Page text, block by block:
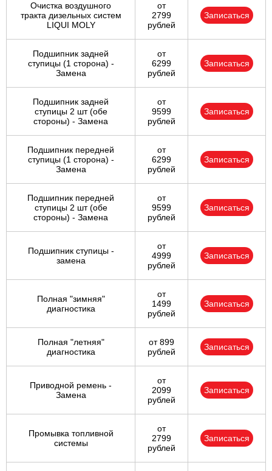
Очистка воздушного
тракта дизельных систем
LIQUI MOLY
от
2799
рублей
Записаться
Подшипник задней
ступицы (1 сторона) -
Замена
от
6299
рублей
Записаться
Подшипник задней
ступицы 2 шт (обе
стороны) - Замена
от
9599
рублей
Записаться
Подшипник передней
ступицы (1 сторона) -
Замена
от
6299
рублей
Записаться
Подшипник передней
ступицы 2 шт (обе
стороны) - Замена
от
9599
рублей
Записаться
Подшипник ступицы -
замена
от
4999
рублей
Записаться
Полная "зимняя"
диагностика
от
1499
рублей
Записаться
Полная "летняя"
диагностика
от 899
рублей
Записаться
Приводной ремень -
Замена
от
2099
рублей
Записаться
Промывка топливной
системы
от
2799
рублей
Записаться